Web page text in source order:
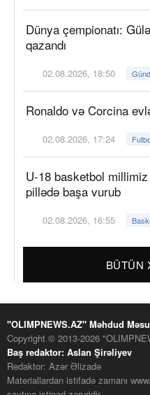
Dünya çempionatı:
qazandı
02.08.2026, 18:50
Ronaldo və Corcina
02.08.2026, 17:24
U-18 basketbol millimiz
pillədə başa vurub
02.08.2026, 16:55
BÜTÜN
"OLIMPNEWS.AZ" Məhdud
Copyright © 2013-2026
Baş redaktor: Aslan Şirəliyev
Redaktor: Azər Əlizadə
Materiallardan istifadə zamanı